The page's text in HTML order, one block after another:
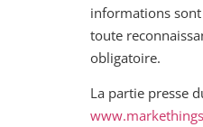
informations sont
toute
obligatoire.
La partie presse